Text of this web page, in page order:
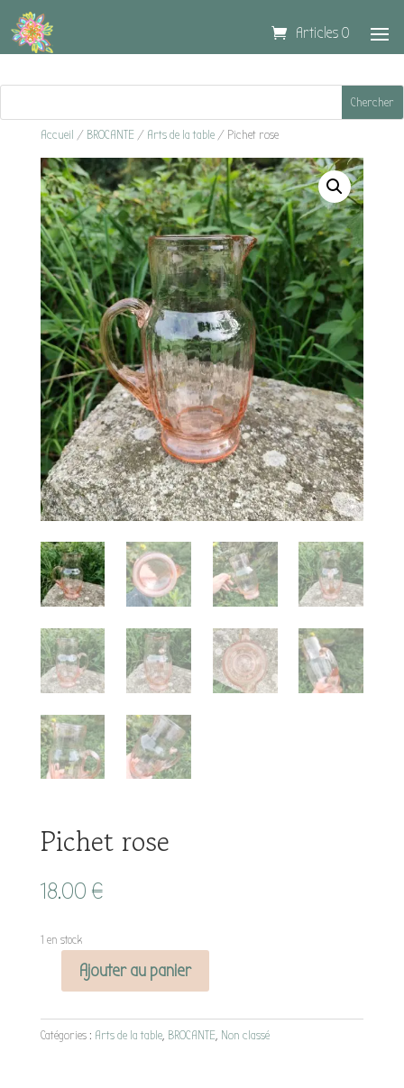
Articles 0
Accueil / BROCANTE / Arts de la table/ Pichet rose
Pichet rose
18.00 €
1 en stock
Pichet
rose
Ajouter au panier
Catégories : Arts de la table, BROCANTE, Non classé